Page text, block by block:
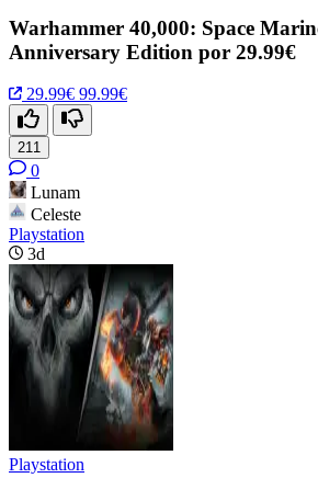
Warhammer 40,000: Space
Anniversary Edition por 29.99€
29.99€ 99.99€
211
0
Lunam
Celeste
Playstation
3d
Playstation